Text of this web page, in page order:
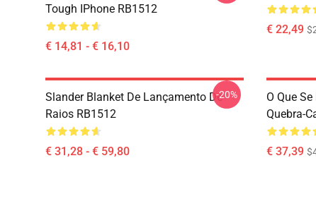
Tough IPhone RB1512
€ 14,81 - € 16,10
€ 22,49
Slander Blanket De Lançamento De
Raios RB1512
€ 31,28 - € 59,80
-20%
O Que
Quebra-
€ 37,39